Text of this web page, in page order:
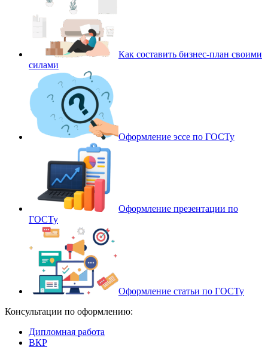
Как составить бизнес-план своими
силами
Оформление эссе по ГОСТу
Оформление презентации по
ГОСТу
Оформление статьи по ГОСТу
Консультации по оформлению:
Дипломная работа
ВКР